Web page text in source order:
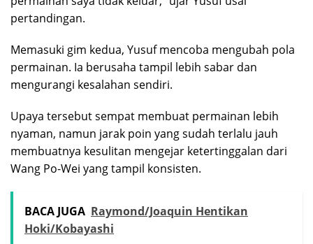
pertandingan.
Memasuki gim kedua, Yusuf mencoba mengubah pola
permainan. Ia berusaha tampil lebih sabar dan
mengurangi kesalahan sendiri.
Upaya tersebut sempat membuat permainan lebih
nyaman, namun jarak poin yang sudah terlalu jauh
membuatnya kesulitan mengejar ketertinggalan dari
Wang Po-Wei yang tampil konsisten.
BACA JUGA Raymond/Joaquin Hentikan
Hoki/Kobayashi